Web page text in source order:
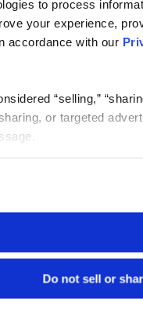
to process
your experience,
accordance with our
“selling,”
or targeted
Do not sell or